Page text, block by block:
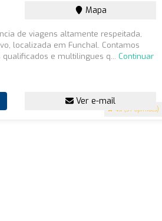
4.1 (37 opiniões)
Mapa
de viagens altamente respeitada,
localizada em Funchal. Contamos
e multilingues q... Continuar
Ver e-mail